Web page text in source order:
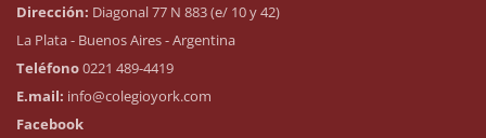
Dirección: Diagonal 77 N 883 (e/ 10 y 42)
La Plata - Buenos Aires - Argentina
Teléfono0221 489-4419
E.mail: info@colegioyork.com
Facebook